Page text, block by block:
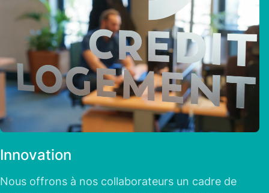
Innovation
Nous offrons à nos collaborateurs un cadre de